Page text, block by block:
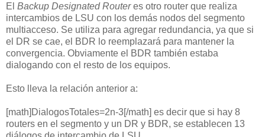
El Backup Designated Routeres otro router que realiza
intercambios de LSU con los demás nodos del segmento
multiacceso. Se utiliza para agregar redundancia, ya que si
el DR se cae, el BDR lo reemplazará para mantener la
convergencia. Obviamente el BDR también estaba
dialogando con el resto de los equipos.
Esto lleva la relación anterior a:
[math]DialogosTotales=2n-3[/math] es decir que si hay 8
routers en el segmento y un DR y BDR, se establecen 13